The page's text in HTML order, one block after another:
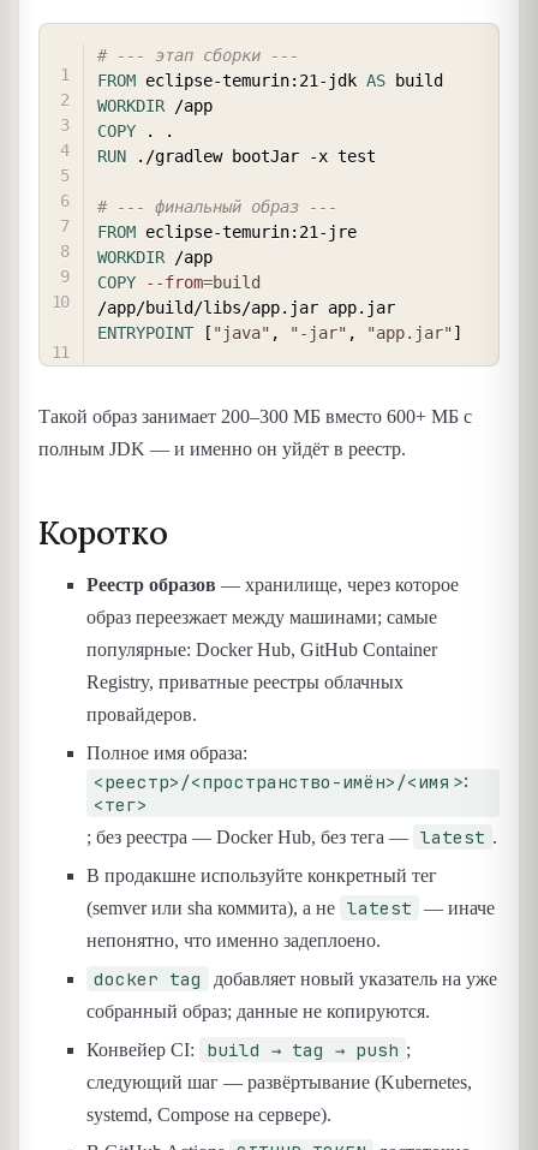
# --- этап сборки ---
FROM eclipse-temurin:21-jdk AS build
WORKDIR /app
COPY . .
RUN ./gradlew bootJar -x test
# --- финальный образ ---
FROM eclipse-temurin:21-jre
WORKDIR /app
COPY
--from=build
/app/build/libs/app.jar app.jar
ENTRYPOINT [ "java" , "-jar" , "app.jar"]
Такой образ занимает 200–300 МБ вместо 600+ МБ с
полным JDK — и именно он уйдёт в реестр.
Коротко
Реестр образов — хранилище, через которое
образ переезжает между машинами; самые
популярные: Docker Hub, GitHub Container
Registry, приватные реестры облачных
провайдеров.
Полное имя образа:
<реестр>/<пространство-имён>/<имя>:
<тег>
; без реестра — Docker Hub, без тега — latest .
В продакшне используйте конкретный тег
(semver или sha коммита), а не latest
— иначе
непонятно, что именно задеплоено.
docker tag
добавляет новый указатель на уже
собранный образ; данные не копируются.
Конвейер CI:
build → tag → push ;
следующий шаг — развёртывание (Kubernetes,
systemd, Compose на сервере).